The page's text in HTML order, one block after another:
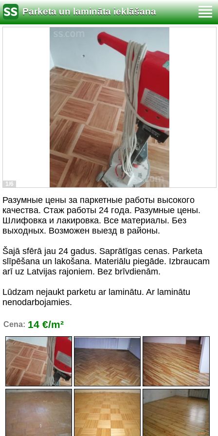
Parketa un lamināta ieklāšana
1/6
Разумные цены за паркетные работы высокого
качества. Стаж работы 24 года. Разумные цены.
Шлифовка и лакировка. Все материалы. Без
выходных. Возможен выезд в районы.
Šajā sfērā jau 24 gadus. Saprātīgas cenas. Parketa
slīpēšana un lakošana. Materiālu piegāde. Izbraucam
arī uz Latvijas rajoniem. Bez brīvdienām.
Lūdzam nejaukt parketu ar laminātu. Ar laminātu
nenodarbojamies.
Cena: 14 €/m²